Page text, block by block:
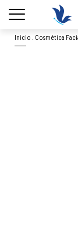
Envío gratisa
menu
Inicio Cosmética